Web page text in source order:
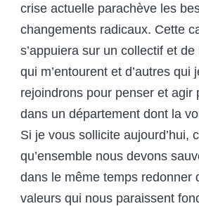
crise actuelle parachève les
changements radicaux. Cette
s’appuiera sur un collectif et
qui m’entourent et d’autres qui
rejoindrons pour penser et agir
dans un département dont la
Si je vous sollicite aujourd’hui,
qu’ensemble nous devons
dans le même temps redonner
valeurs qui nous paraissent